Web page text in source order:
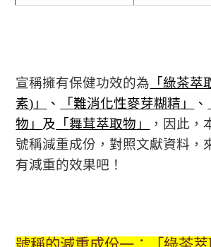
宣稱擁有保健功效的為 「綠茶萃
素) 」 、 「難消化性麥芽糊精 」 、
物 」 及 「 舞茸萃取物 」
，因此，
號稱減重成份，對照文獻資料，
有減重的效果吧！